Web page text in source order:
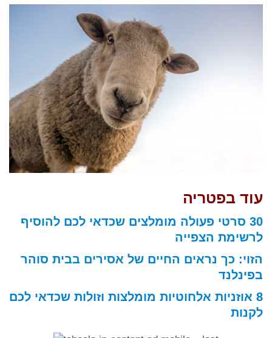
עוד בפטריה
30 סרטי פעולה מומלצים שכדאי לכם להוסיף
לרשימת הצפייה
הזוי: כך נראים החיים של אסירים בבית סוהר
בפינלנד
8 אוזניות אלחוטיות מומלצות וזולות שכדאי לכם
לקנות